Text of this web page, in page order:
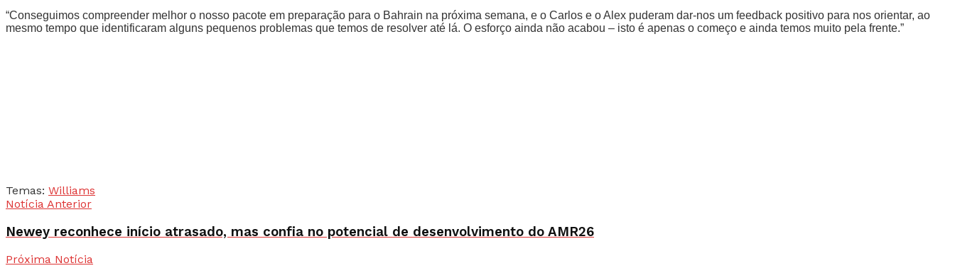
“Conseguimos compreender melhor o nosso pacote em preparação para o Bahrain na próxima semana, e o Carlos e o Alex puderam dar-nos um feedback positivo para nos orientar, ao
mesmo tempo que identificaram alguns pequenos problemas que temos de resolver até lá. O esforço ainda não acabou – isto é apenas o começo e ainda temos muito pela frente.”
Temas: Williams
Notícia Anterior
Newey reconhece início atrasado, mas confia no potencial de desenvolvimento do AMR26
Próxima Notícia